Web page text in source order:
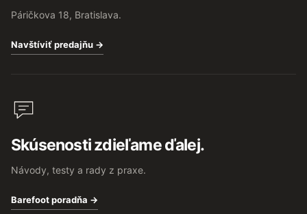
Páričkova 18, Bratislava.
Navštíviť predajňu →
Skúsenosti zdieľame ďalej.
Návody, testy a rady z praxe.
Barefoot poradňa →